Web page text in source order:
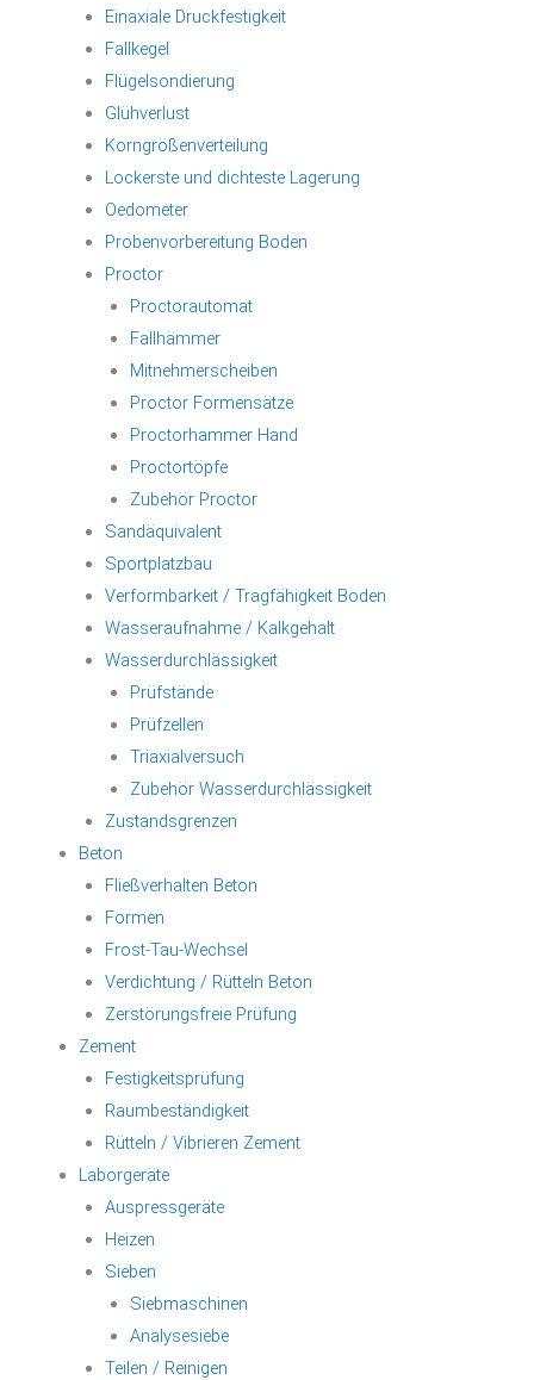
Einaxiale Druckfestigkeit
Fallkegel
Flügelsondierung
Glühverlust
Korngrößenverteilung
Lockerste und dichteste Lagerung
Oedometer
Probenvorbereitung Boden
Proctor
Proctorautomat
Fallhämmer
Mitnehmerscheiben
Proctor Formensätze
Proctorhammer Hand
Proctortöpfe
Zubehör Proctor
Sandäquivalent
Sportplatzbau
Verformbarkeit / Tragfähigkeit Boden
Wasseraufnahme / Kalkgehalt
Wasserdurchlässigkeit
Prüfstände
Prüfzellen
Triaxialversuch
Zubehör Wasserdurchlässigkeit
Zustandsgrenzen
Beton
Fließverhalten Beton
Formen
Frost-Tau-Wechsel
Verdichtung / Rütteln Beton
Zerstörungsfreie Prüfung
Zement
Festigkeitsprüfung
Raumbeständigkeit
Rütteln / Vibrieren Zement
Laborgeräte
Auspressgeräte
Heizen
Sieben
Siebmaschinen
Analysesiebe
Teilen / Reinigen